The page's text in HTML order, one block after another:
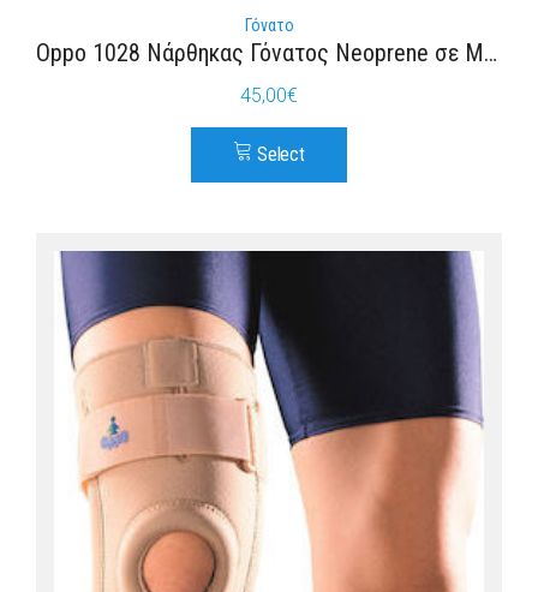
Γόνατο
Oppo 1028 Νάρθηκας Γόνατος Neoprene σε Μαύρο Χρώμα
45,00€
Select